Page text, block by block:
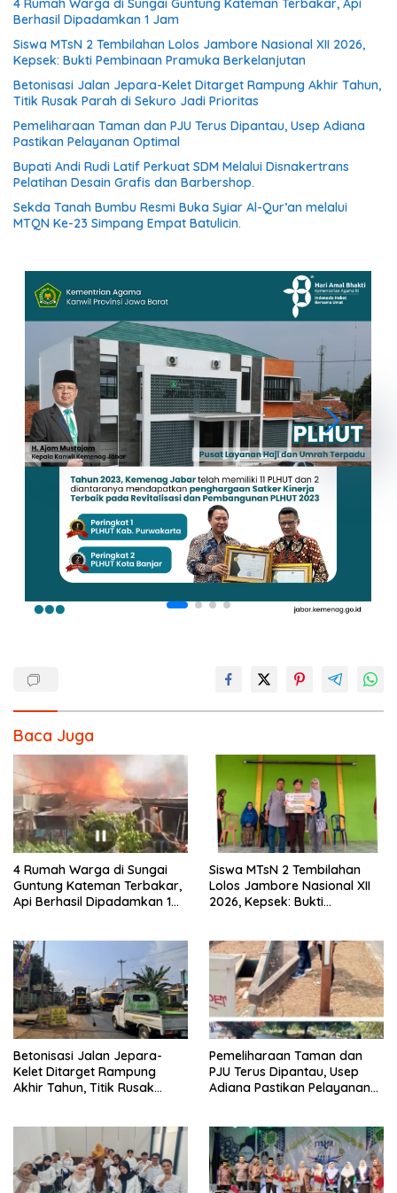
4 Rumah Warga di Sungai Guntung Kateman Terbakar, Api
Berhasil Dipadamkan 1 Jam
Siswa MTsN 2 Tembilahan Lolos Jambore Nasional XII 2026,
Kepsek: Bukti Pembinaan Pramuka Berkelanjutan
Betonisasi Jalan Jepara-Kelet Ditarget Rampung Akhir Tahun,
Titik Rusak Parah di Sekuro Jadi Prioritas
Pemeliharaan Taman dan PJU Terus Dipantau, Usep Adiana
Pastikan Pelayanan Optimal
Bupati Andi Rudi Latif Perkuat SDM Melalui Disnakertrans
Pelatihan Desain Grafis dan Barbershop.
Sekda Tanah Bumbu Resmi Buka Syiar Al-Qur’an melalui
MTQN Ke-23 Simpang Empat Batulicin.
Baca Juga
4 Rumah Warga di Sungai
Guntung Kateman Terbakar,
Api Berhasil Dipadamkan 1
Siswa MTsN 2 Tembilahan
Lolos Jambore Nasional XII
2026, Kepsek: Bukti
Betonisasi Jalan Jepara-
Kelet Ditarget Rampung
Akhir Tahun, Titik Rusak
Pemeliharaan Taman dan
PJU Terus Dipantau, Usep
Adiana Pastikan Pelayanan